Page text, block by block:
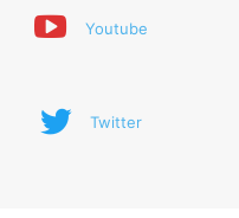
Youtube
Twitter